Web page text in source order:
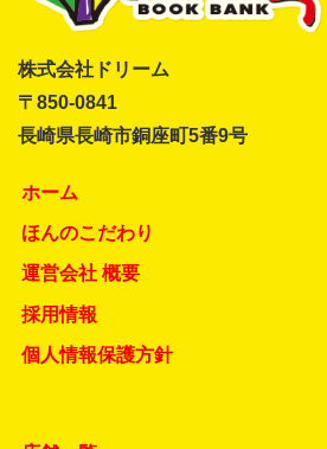
株式会社ドリーム
〒850-0841
長崎県長崎市銅座町5番9号
ホーム
ほんのこだわり
運営会社 概要
採用情報
個人情報保護方針